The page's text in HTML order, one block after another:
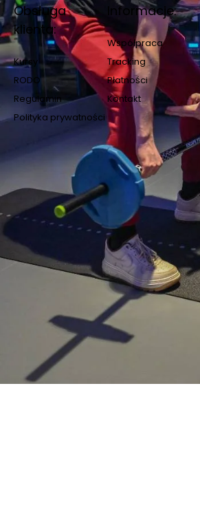
Obsługa
klienta:
Kursy
RODO
Regulamin
Polityka prywatności
Informacje:
Współpraca
Tracking
Płatności
Kontakt